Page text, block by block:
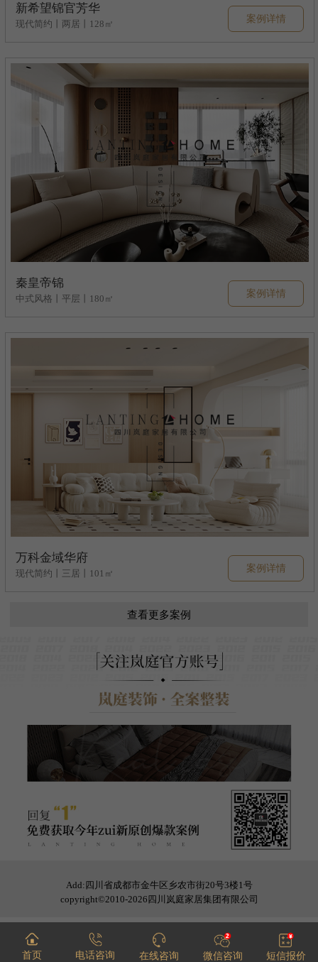
新希望锦官芳华
现代简约丨两居丨128㎡ 案例详情
秦皇帝锦
中式风格丨平层丨180㎡ 案例详情
万科金域华府
现代简约丨三居丨101㎡ 案例详情
查看更多案例
Add:四川省成都市金牛区乡农市街20号3楼1号
copyright©2010-2026四川岚庭家居集团有限公司
首页 电话咨询 在线咨询 微信咨询 短信报价